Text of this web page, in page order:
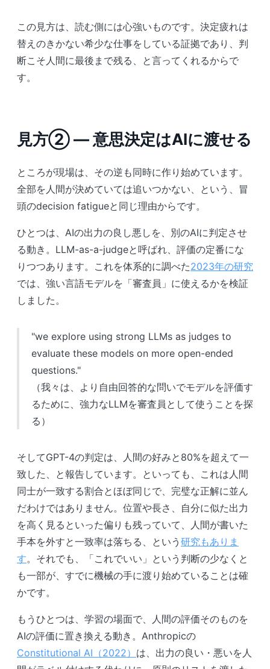
この見方は、読む側には心強いものです。決定疲れは
替えのきかない希少な仕事をしている証拠であり、判
断こそ人間に最後まで残る、と言ってくれるからで
す。
見方② ― 意思決定はAIに渡せる
ところが現場は、その逆も同時に作り始めています。
全部を人間が決めていては追いつかない、という、冒
頭のdecision fatigueと同じ理由からです。
ひとつは、AIの出力の良し悪しを、別のAIに判定させ
る動き。LLM-as-a-judgeと呼ばれ、評価の定番にな
りつつあります。これを体系的に調べた2023年の研究
では、強い言語モデルを「審査員」に使えるかを検証
しました。
"we explore using strong LLMs as judges to
evaluate these models on more open-ended
questions."
（我々は、より自由回答的な問いでモデルを評価す
るために、強力なLLMを審査員として使うことを探
る）
そしてGPT-4の判定は、人間の好みと80%を超えて一
致した、と報告しています。といっても、これは人間
同士が一致する割合とほぼ同じで、完璧な正解に並ん
だわけではありません。位置や長さ、自分に似た出力
を高く見るといった偏りも残っていて、人間が書いた
手本を外すと一致率は落ちる、という 研究もありま
す。それでも、「これでいい」という判断の少なくと
も一部が、すでに機械の手に渡り始めていることは確
かです。
もうひとつは、学習の場面で、人間の評価そのものを
AIの評価に置き換える動き。Anthropicの
Constitutional AI（2022） は、出力の良い・悪いを人